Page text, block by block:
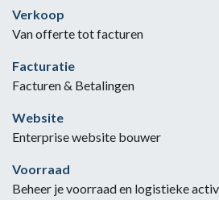
Verkoop
Van offerte tot facturen
Facturatie
Facturen & Betalingen
Website
Enterprise website bouwer
Voorraad
Beheer je voorraad en logistieke